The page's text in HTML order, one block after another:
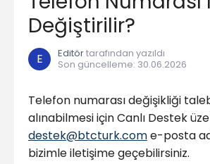
Değiştirilir?
E Editörtarafından yazıldı
Son güncelleme: 30.06.2026
Telefon numarası değişikliği
alınabilmesi için Canlı Destek
destek@btcturk.come-posta
bizimle iletişime geçebilirsiniz.